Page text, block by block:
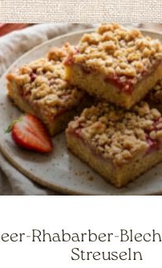
Rhabarber-
Streuseln